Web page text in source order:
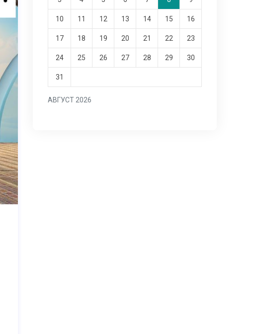
АВГУСТ 2026
10 11 12 13 14 15 16
17 18 19 20 21 22 23
24 25 26 27 28 29 30
31